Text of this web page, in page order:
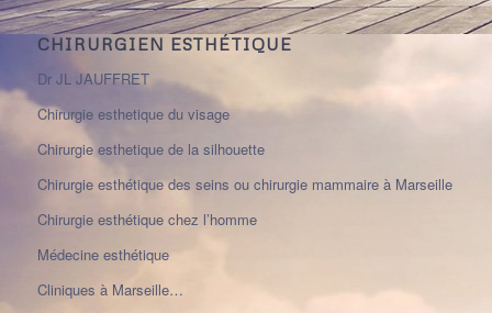
CHIRURGIEN ESTHÉTIQUE
Dr JL JAUFFRET
Chirurgie esthetique du visage
Chirurgie esthetique de la silhouette
Chirurgie esthétique des seins ou chirurgie mammaire à Marseille
Chirurgie esthétique chez l’homme
Médecine esthétique
Cliniques à Marseille…